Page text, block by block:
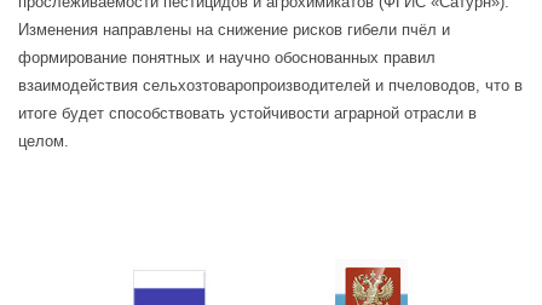
Изменения направлены на снижение рисков гибели пчёл и
формирование понятных и научно обоснованных правил
взаимодействия сельхозтоваропроизводителей и пчеловодов, что в
итоге будет способствовать устойчивости аграрной отрасли в
целом.